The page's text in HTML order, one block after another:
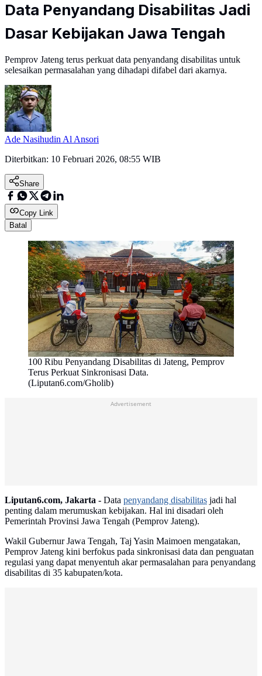
Data Penyandang Disabilitas Jadi
Dasar Kebijakan Jawa Tengah
Pemprov Jateng terus perkuat data penyandang disabilitas untuk
selesaikan permasalahan yang dihadapi difabel dari akarnya.
Ade Nasihudin Al Ansori
Diterbitkan: 10 Februari 2026, 08:55 WIB
Share
Copy Link
Batal
100 Ribu Penyandang Disabilitas di Jateng, Pemprov
Terus Perkuat Sinkronisasi Data.
(Liputan6.com/Gholib)
Advertisement
Liputan6.com, Jakarta - Data penyandang disabilitas jadi hal
penting dalam merumuskan kebijakan. Hal ini disadari oleh
Pemerintah Provinsi Jawa Tengah (Pemprov Jateng).
Wakil Gubernur Jawa Tengah, Taj Yasin Maimoen mengatakan,
Pemprov Jateng kini berfokus pada sinkronisasi data dan penguatan
regulasi yang dapat menyentuh akar permasalahan para penyandang
disabilitas di 35 kabupaten/kota.